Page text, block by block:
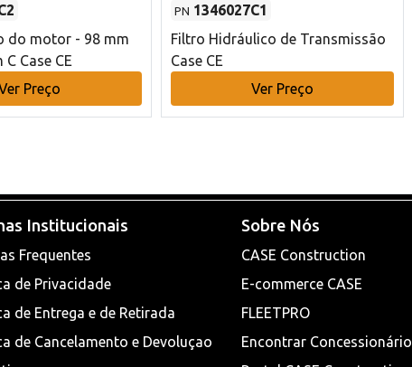
do motor - 98 mm
Case CE
Preço
PN 1346027C1
Filtro Hidráulico de Transmissão
Case CE
Ver Preço
Institucionais
Frequentes
de Privacidade
de Entrega e de Retirada
de Cancelamento e Devoluçao
Sobre Nós
CASE Construction
E-commerce CASE
FLEETPRO
Encontrar Concessionário